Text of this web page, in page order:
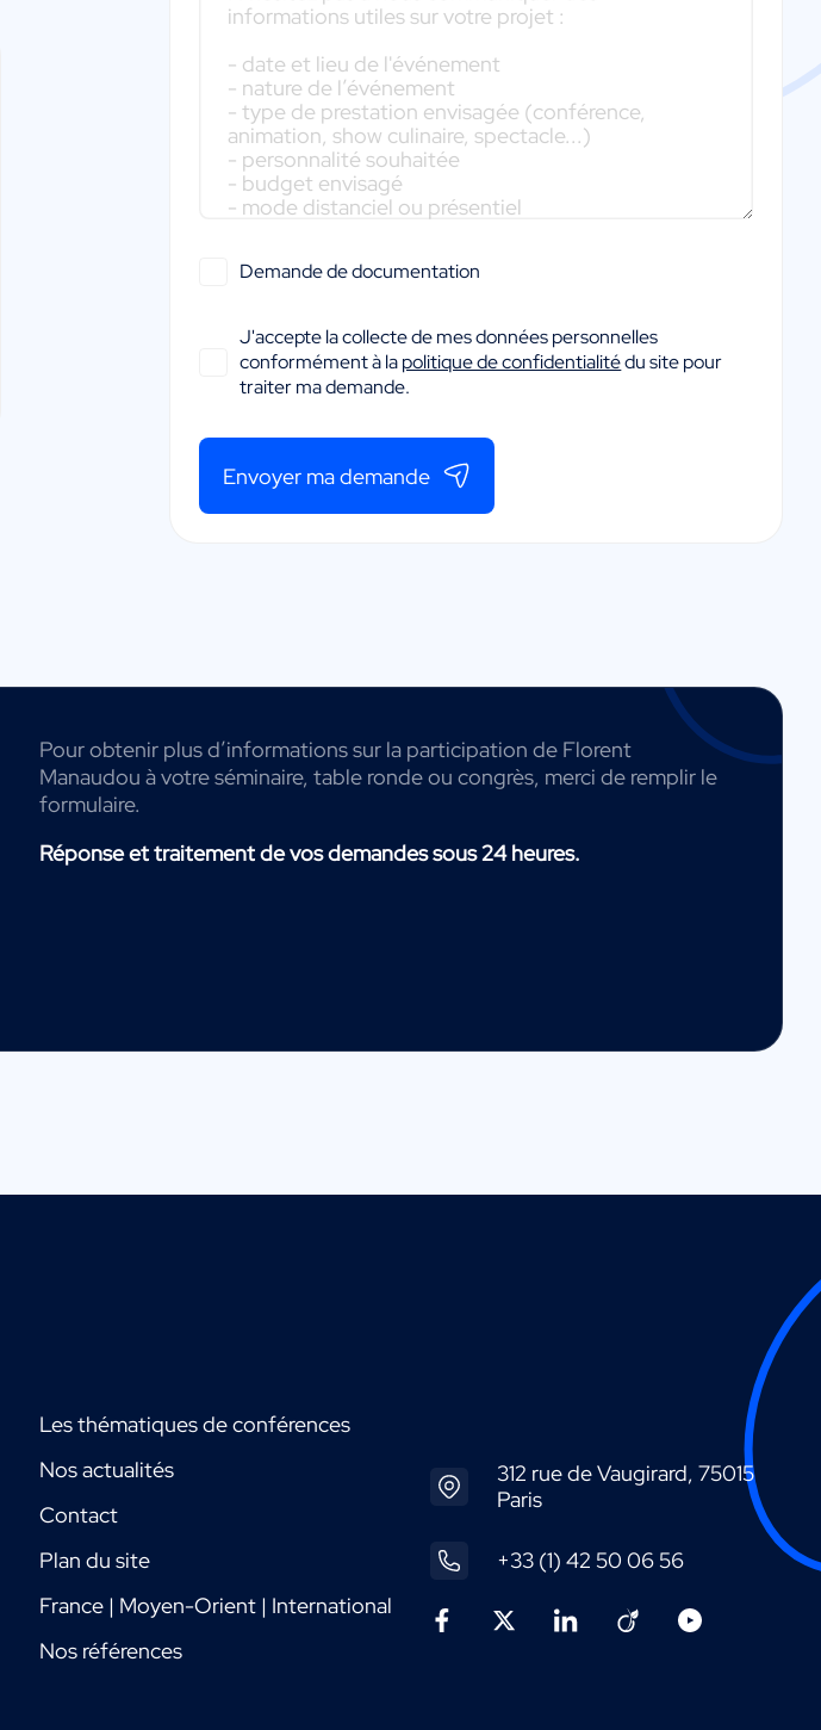
Demande de documentation
J'accepte la collecte de mes données personnelles
conformément à lapolitique de confidentialitédu site pour
traiter ma demande.
Envoyer ma demande
Pour obtenir plus d’informations sur la participation de Florent
Manaudou à votre séminaire, table ronde ou congrès, merci de remplir le
formulaire.
Réponse et traitement de vos demandes sous 24 heures.
Les thématiques de conférences
Nos actualités
Contact
Plan du site
France | Moyen-Orient | International
Nos références
312 rue de Vaugirard, 75015
Paris
+33 (1) 42 50 06 56